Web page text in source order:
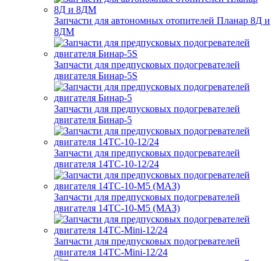
Запчасти для автономных отопителей Планар 8Д и
8ДМ
Запчасти для предпусковых подогревателей
двигателя Бинар-5S
Запчасти для предпусковых подогревателей
двигателя Бинар-5
Запчасти для предпусковых подогревателей
двигателя 14ТС-10-12/24
Запчасти для предпусковых подогревателей
двигателя 14ТС-10-М5 (МАЗ)
Запчасти для предпусковых подогревателей
двигателя 14ТС-Mini-12/24